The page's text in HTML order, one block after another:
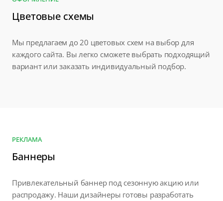
Цветовые схемы
Мы предлагаем до 20 цветовых схем на выбор для
каждого сайта. Вы легко сможете выбрать подходящий
вариант или заказать индивидуальный подбор.
РЕКЛАМА
Баннеры
Привлекательный баннер под сезонную акцию или
распродажу. Наши дизайнеры готовы разработать